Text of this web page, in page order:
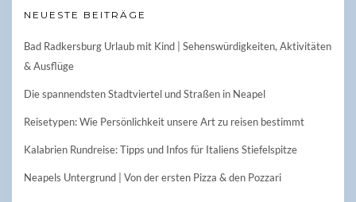
NEUESTE BEITRÄGE
Bad Radkersburg Urlaub mit Kind | Sehenswürdigkeiten, Aktivitäten
& Ausflüge
Die spannendsten Stadtviertel und Straßen in Neapel
Reisetypen: Wie Persönlichkeit unsere Art zu reisen bestimmt
Kalabrien Rundreise: Tipps und Infos für Italiens Stiefelspitze
Neapels Untergrund | Von der ersten Pizza & den Pozzari